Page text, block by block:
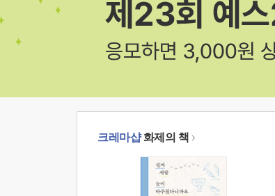
크레마샵화제의 책